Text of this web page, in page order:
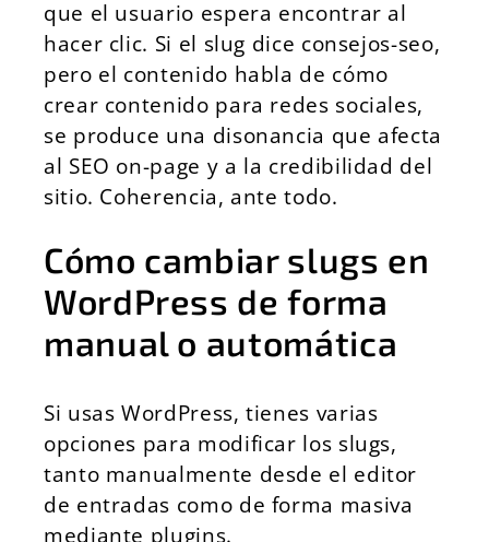
que el usuario espera encontrar al
hacer clic. Si el slug dice consejos-seo,
pero el contenido habla de cómo
crear contenido para redes sociales,
se produce una disonancia que afecta
al SEO on-page y a la credibilidad del
sitio. Coherencia, ante todo.
Cómo cambiar slugs en
WordPress de forma
manual o automática
Si usas WordPress, tienes varias
opciones para modificar los slugs,
tanto manualmente desde el editor
de entradas como de forma masiva
mediante plugins.